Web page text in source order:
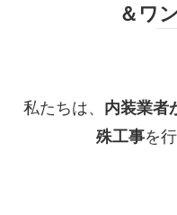
＆ワ
私たちは、 内装業者
殊工事を